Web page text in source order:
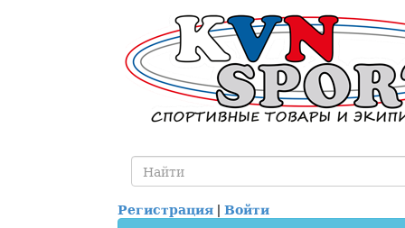
Регистрация | Войти